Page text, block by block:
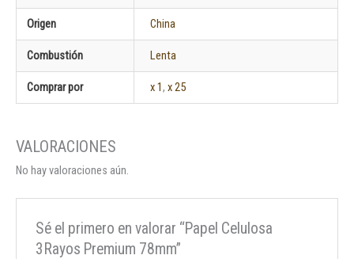
Origen China
Combustión Lenta
Comprar por x 1, x 25
No hay valoraciones aún.
Sé el primero en valorar “Papel Celulosa
3Rayos Premium 78mm”